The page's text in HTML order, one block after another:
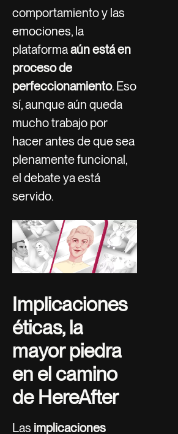
comportamiento y las
emociones, la
plataformaaún está en
proceso de
perfeccionamiento. Eso
sí, aunque aún queda
mucho trabajo por
hacer antes de que sea
plenamente funcional,
el debate ya está
servido.
Implicaciones
éticas, la
mayor piedra
en el camino
de HereAfter
Las implicaciones